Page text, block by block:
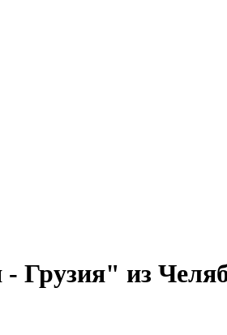
Грузия" из